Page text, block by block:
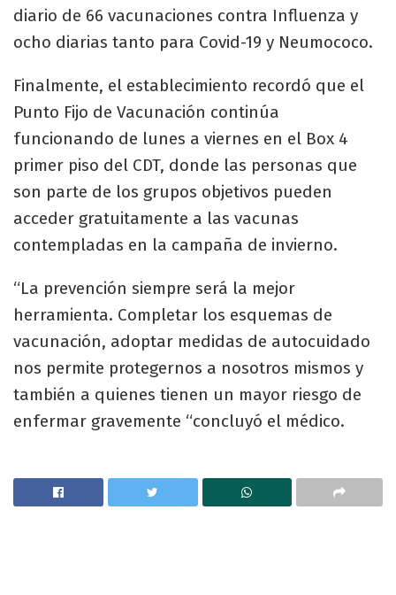
diario de 66 vacunaciones contra Influenza y
ocho diarias tanto para Covid-19 y Neumococo.
Finalmente, el establecimiento recordó que el
Punto Fijo de Vacunación continúa
funcionando de lunes a viernes en el Box 4
primer piso del CDT, donde las personas que
son parte de los grupos objetivos pueden
acceder gratuitamente a las vacunas
contempladas en la campaña de invierno.
“La prevención siempre será la mejor
herramienta. Completar los esquemas de
vacunación, adoptar medidas de autocuidado
nos permite protegernos a nosotros mismos y
también a quienes tienen un mayor riesgo de
enfermar gravemente “concluyó el médico.